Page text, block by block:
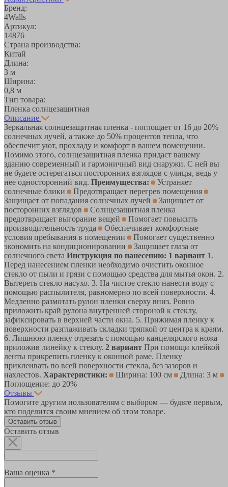
Бренд:
4Walls
Артикул:
14876
Страна производства:
Китай
Длина:
3 м
Ширина:
0,8 м
Тип товара:
Пленка солнцезащитная
Описание
Зеркальная солнцезащитная пленка - поглощает от 16 до 20%
солнечных лучей, а также до 50% процентов тепла, что
обеспечит уют, прохладу и комфорт в вашем помещении.
Помимо этого, солнцезащитная пленка придаст вашему
зданию современный и гармоничный вид снаружи. С ней вы
не будете остерегаться посторонних взглядов с улицы, ведь у
нее односторонний вид. Преимущества:
Устраняет
солнечные блики
Предотвращает перегрев помещения
Защищает от попадания солнечных лучей
Защищает от
посторонних взглядов
Солнцезащитная пленка
предотвращает выгорание вещей
Помогает повысить
производительность труда
Обеспечивает комфортные
условия пребывания в помещении
Помогает существенно
экономить на кондиционировании
Защищает глаза от
солнечного света Инструкция по нанесению: 1 вариант 1.
Перед нанесением пленки необходимо очистить оконное
стекло от пыли и грязи с помощью средства для мытья окон. 2.
Вытереть стекло насухо. 3. На чистое стекло нанести воду с
помощью распылителя, равномерно по всей поверхности. 4.
Медленно размотать рулон пленки сверху вниз. Ровно
приложить край рулона внутренней стороной к стеклу,
зафиксировать в верхней части окна. 5. Прижимая пленку к
поверхности разглаживать складки тряпкой от центра к краям.
6. Лишнюю пленку отрезать с помощью канцелярского ножа
приложив линейку к стеклу. 2 вариант При помощи клейкой
ленты прикрепить пленку к оконной раме. Пленку
приклеивать по всей поверхности стекла, без зазоров и
нахлестов. Характеристики: Ширина: 100 см
Длина: 3 м
Поглощение: до 20%
Отзывы
Помогите другим пользователям с выбором — будьте первым,
кто поделится своим мнением об этом товаре.
Оставить отзыв
Оставить отзыв
Ваша оценка *